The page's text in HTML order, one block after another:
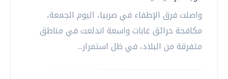
واصلت فرق الإطفاء في صربيا، اليوم الجمعة،
مكافحة حرائق غابات واسعة اندلعت في مناطق
متفرقة من البلاد، في ظل استمرار...